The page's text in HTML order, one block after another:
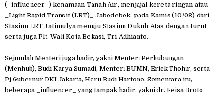
(_influencer_) kenamaan Tanah Air, menjajal kereta ringan atau
_Light Rapid Transit (LRT)_ Jabodebek, pada Kamis (10/08) dari
Stasiun LRT Jatimulya menuju Stasiun Dukuh Atas dengan turut
serta juga Plt. Wali Kota Bekasi, Tri Adhianto.
Sejumlah Menteri juga hadir, yakni Menteri Perhubungan
(Menhub), Budi Karya Sumadi, Menteri BUMN, Erick Thohir, serta
Pj Gubernur DKI Jakarta, Heru Budi Hartono. Sementara itu,
beberapa _influencer_ yang tampak hadir, yakni dr. Reisa Broto